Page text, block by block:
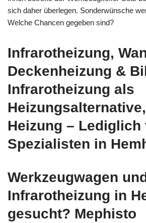
sich daher überlegen. Sonderwünsche
Welche Chancen gegeben sind?
Infrarotheizung,
Deckenheizung &
Infrarotheizung als
Heizung – Lediglich
Spezialisten in
Werkzeugwagen
Infrarotheizung in
gesucht? Mephisto